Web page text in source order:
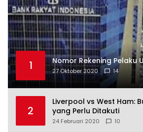
1 Nomor Rekening Pelaku
27 Oktober 2020 14
2
Liverpool vs West Ham:
yang Perlu Ditakuti
24 Februari 2020 10